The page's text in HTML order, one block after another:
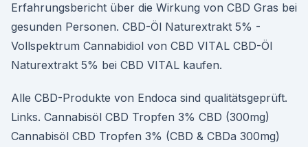
Erfahrungsbericht über die Wirkung von CBD Gras bei
gesunden Personen. CBD-Öl Naturextrakt 5% -
Vollspektrum Cannabidiol von CBD VITAL CBD-Öl
Naturextrakt 5% bei CBD VITAL kaufen.
Alle CBD-Produkte von Endoca sind qualitätsgeprüft.
Links. Cannabisöl CBD Tropfen 3% CBD (300mg)
Cannabisöl CBD Tropfen 3% (CBD & CBDa 300mg)